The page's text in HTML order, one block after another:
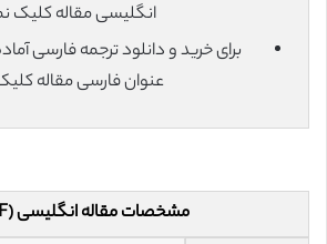
انگلیسی مقاله کلیک
برای خرید و دانلود ترجمه فارسی
عنوان فارسی مقاله
مشخصات مقاله انگلیسی (PDF)